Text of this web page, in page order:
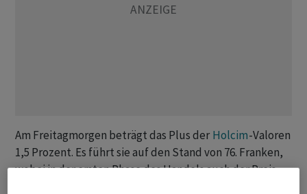
Am Freitagmorgen beträgt das Plus der Holcim-Valoren
1,5 Prozent. Es führt sie auf den Stand von 76. Franken,
wobei in der ersten Phase des Handels auch der Preis